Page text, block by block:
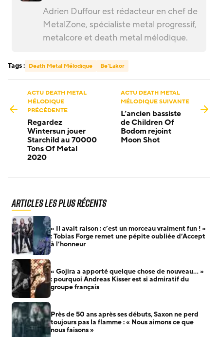
Adrien Duffour est rédacteur en chef de
MetalZone, spécialiste metal progressif,
metalcore et death metal mélodique.
Tags : Death Metal Mélodique Be’Lakor
ACTU DEATH METAL
MÉLODIQUE
PRÉCÉDENTE
Regardez
Wintersun jouer
Starchild au 70000
Tons Of Metal
2020
ACTU DEATH METAL
MÉLODIQUE SUIVANTE
L’ancien bassiste
de Children Of
Bodom rejoint
Moon Shot
Articles les plus récents
« Il avait raison : c’est un morceau vraiment fun ! »
: Tobias Forge remet une pépite oubliée d’Accept
à l’honneur
« Gojira a apporté quelque chose de nouveau… »
: pourquoi Andreas Kisser est si admiratif du
groupe français
Près de 50 ans après ses débuts, Saxon ne perd
toujours pas la flamme : « Nous aimons ce que
nous faisons »